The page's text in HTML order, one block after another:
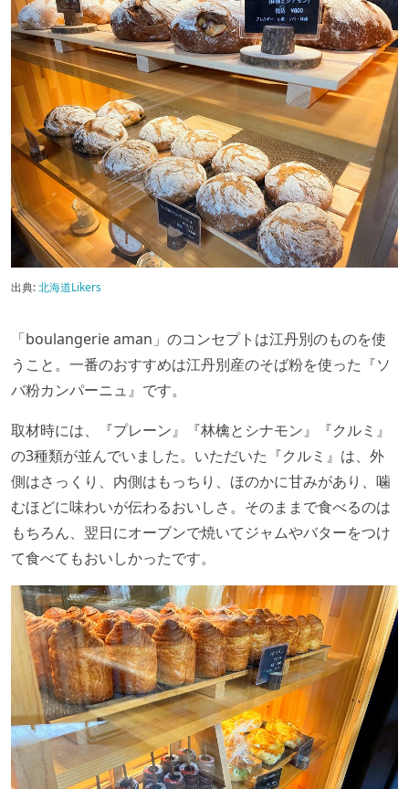
出典:北海道Likers
「boulangerie aman」のコンセプトは江丹別のものを使
うこと。一番のおすすめは江丹別産のそば粉を使った『ソ
バ粉カンパーニュ』です。
取材時には、『プレーン』『林檎とシナモン』『クルミ』
の3種類が並んでいました。いただいた『クルミ』は、外
側はさっくり、内側はもっちり、ほのかに甘みがあり、噛
むほどに味わいが伝わるおいしさ。そのままで食べるのは
もちろん、翌日にオーブンで焼いてジャムやバターをつけ
て食べてもおいしかったです。